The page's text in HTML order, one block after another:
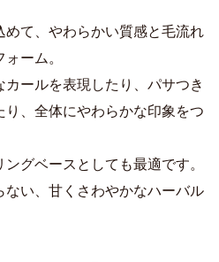
て、やわらかい質感と毛流れ
ーム。
ールを表現したり、パサつき
、全体にやわらかな印象をつ
グベースとしても最適です。
ない、甘くさわやかなハーバル